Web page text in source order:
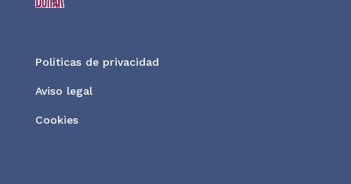
Políticas de privacidad
Aviso legal
Cookies